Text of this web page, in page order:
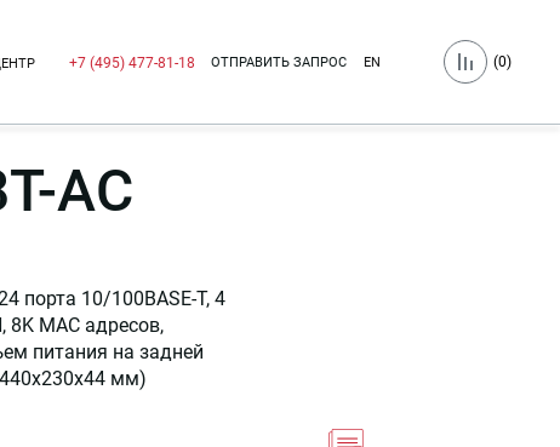
+7 (495) 477-81-18 ОТПРАВИТЬ ЗАПРОС EN (0)
AC
порта 10/100BASE-T, 4
8K MAC адресов,
питания на задней
мм)